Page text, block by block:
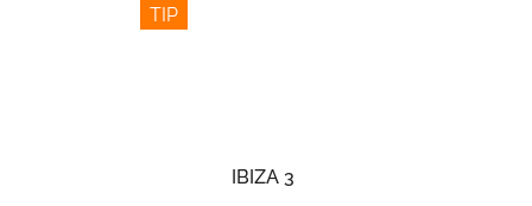
TIP
IBIZA 3